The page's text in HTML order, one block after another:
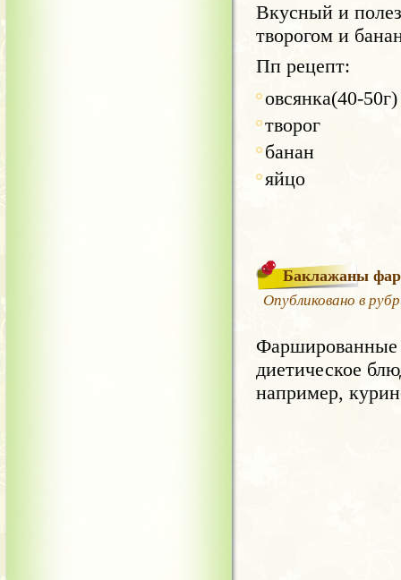
Вкусный и
творогом и
Пп рецепт:
овсянка(40-50г)
творог
банан
яйцо
Баклажаны
Опубликовано в
Фаршированные
диетическое
например,